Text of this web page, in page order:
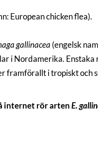
European chicken flea).
gallinacea (engelsk
i Nordamerika.
framförallt i tropiskt och
internet rör artenE.